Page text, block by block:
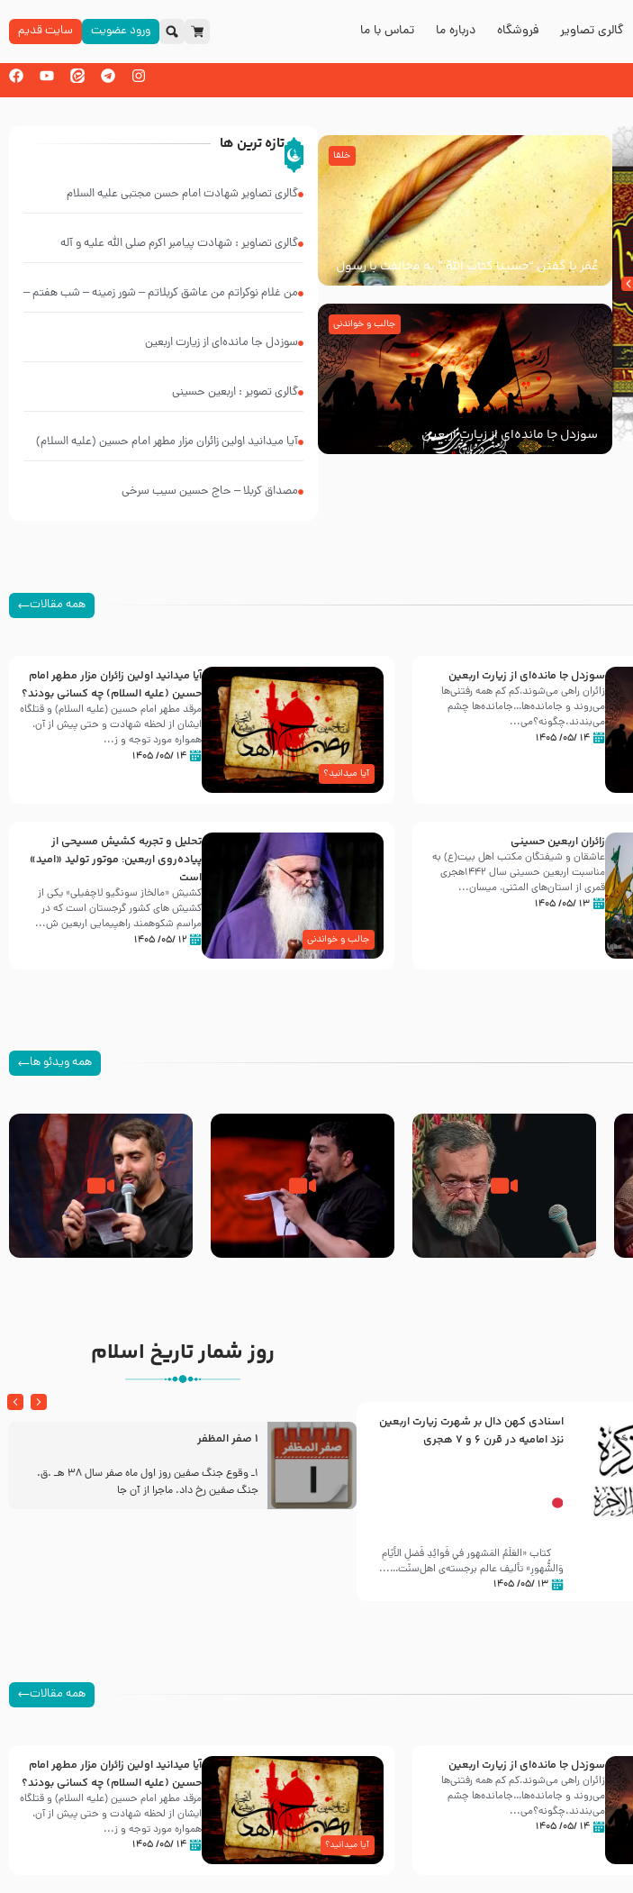
گالری تصاویر فروشگاه درباره ما تماس با ما ورود عضویت سایت قدیم
عُمَر با گفتن “حسبنا كتاب اللّه ” به مخالفت با رسول
اللّه برخاست
خلفا
سوزدل جا مانده‌ای از زیارت اربعین
جالب و خواندنی
تازه ترین ها
گالری تصاویر شهادت امام حسن مجتبی علیه السلام
گالری تصاویر : شهادت پیامبر اکرم صلی الله علیه و آله
من غلام نوکراتم من عاشق کربلاتم – شور زمینه – شب هفتم –
سوزدل جا مانده‌ای از زیارت اربعین
گالری تصویر : اربعین حسینی
آیا میدانید اولین زائران مزار مطهر امام حسین (علیه السلام)
مصداق کربلا – حاج حسین سیب سرخی
همه مقالات
سوزدل جا مانده‌ای از زیارت اربعین
زائران راهی می‌شوند،کم‌ کم همه رفتنی‌ها
می‌روند و جامانده‌ها…جامانده‌ها چشم
می‌بندند.چگونه؟می‌...
۱۴ /۰۵/ ۱۴۰۵
آیا میدانید؟
آیا میدانید اولین زائران مزار مطهر امام
حسین (علیه السلام) چه کسانی بودند؟
مرقد مطهر امام حسین (علیه السلام) و قتلگاه
ایشان از لحظه شهادت و حتی پیش از آن،
همواره مورد توجه و ز...
۱۴ /۰۵/ ۱۴۰۵
زائران اربعین حسینی
عاشقان و شیفتگان مکتب اهل بیت(ع) به
مناسبت اربعین حسینی سال ۱۴۴۲هجری
قمری از استان‌های المثنی، میسان...
۱۳ /۰۵/ ۱۴۰۵
جالب و خواندنی
تحلیل و تجربه کشیش مسیحی از
پیاده‌روی اربعین: موتور تولید «امید»
است
کشیش «مالخاز سونگیو لاچفیلی» یکی از
کشیش های کشور گرجستان است که در
مراسم شکوهمند راهپیمایی اربعین ش...
۱۲ /۰۵/ ۱۴۰۵
همه ویدئو ها
مادر منم مثل تو خمیدم – حاج
محمود کریمی – شهادت حضرت
تک ، عبّاس، صاحب دل‌هاست –
حاج حنیف طاهری – عزاداری شب
من غلام نوکراتم من عاشق
کربلاتم – شور زمینه – شب هفتم
اسنادی کهن دال بر شهرت زیارت اربعین
نزد امامیه در قرن ۶ و ۷ هجری
کتاب «العَلَمُ المَشهور في فَوائِدِ فَضلِ الأيّامِ
وَالشُّهورِ» تألیف عالم برجسته‌ی اهل‌سنّت…...
۱۳ /۰۵/ ۱۴۰۵
روز شمار تاریخ اسلام
30 صفر المظفر
شهادت حضرت علی بن موسی الرضا (علیه السلام) در روز
آخـر صفر سـال 203 هـ .ق. هشـتمین اختر تابناک امامت
1 صفر المظفر
1ـ وقوع جنگ صفین روز اول ماه صفر سال 38 هـ .ق.
جنگ صفین رخ داد. ماجرا از آن جا
همه مقالات
سوزدل جا مانده‌ای از زیارت اربعین
زائران راهی می‌شوند،کم‌ کم همه رفتنی‌ها
می‌روند و جامانده‌ها…جامانده‌ها چشم
می‌بندند.چگونه؟می‌...
۱۴ /۰۵/ ۱۴۰۵
آیا میدانید؟
آیا میدانید اولین زائران مزار مطهر امام
حسین (علیه السلام) چه کسانی بودند؟
مرقد مطهر امام حسین (علیه السلام) و قتلگاه
ایشان از لحظه شهادت و حتی پیش از آن،
همواره مورد توجه و ز...
۱۴ /۰۵/ ۱۴۰۵